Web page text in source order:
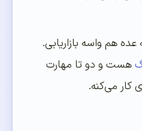
هم واسه بازاریابی.
هست و دو تا مهارت
کار می‌کنه.